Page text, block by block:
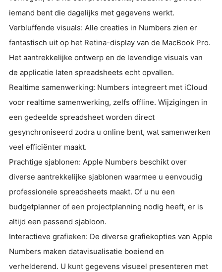
iemand bent die dagelijks met gegevens werkt.
Verbluffende visuals: Alle creaties in Numbers zien er
fantastisch uit op het Retina-display van de MacBook Pro.
Het aantrekkelijke ontwerp en de levendige visuals van
de applicatie laten spreadsheets echt opvallen.
Realtime samenwerking: Numbers integreert met iCloud
voor realtime samenwerking, zelfs offline. Wijzigingen in
een gedeelde spreadsheet worden direct
gesynchroniseerd zodra u online bent, wat samenwerken
veel efficiënter maakt.
Prachtige sjablonen: Apple Numbers beschikt over
diverse aantrekkelijke sjablonen waarmee u eenvoudig
professionele spreadsheets maakt. Of u nu een
budgetplanner of een projectplanning nodig heeft, er is
altijd een passend sjabloon.
Interactieve grafieken: De diverse grafiekopties van Apple
Numbers maken datavisualisatie boeiend en
verhelderend. U kunt gegevens visueel presenteren met